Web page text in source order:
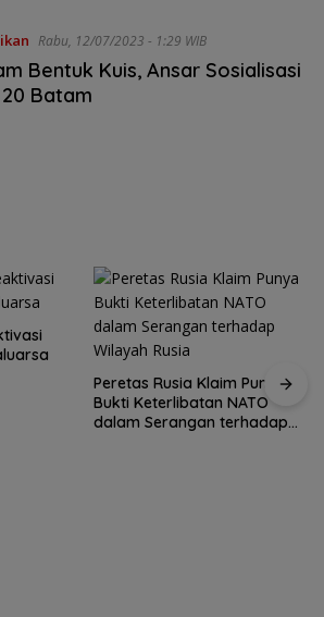
Rabu, 12/07/2023 - 1:29 WIB
Bentuk Kuis, Ansar Sosialisasi
20 Batam
Peretas Rusia Klaim Punya
Bukti Keterlibatan NATO
dalam Serangan terhadap